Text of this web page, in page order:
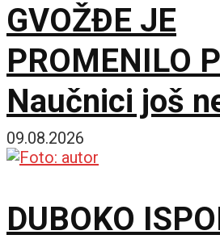
GVOŽĐE JE
PROMENILO
Naučnici još
šta ga je
09.08.2026
DUBOKO